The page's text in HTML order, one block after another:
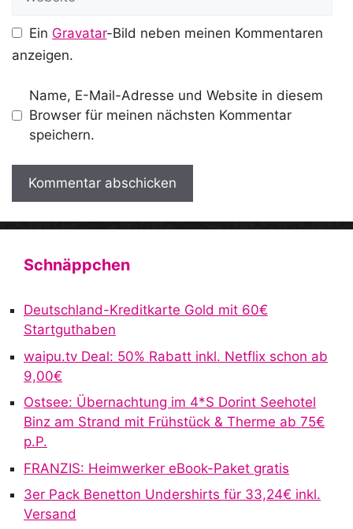
Ein Gravatar-Bild neben meinen Kommentaren
anzeigen.
Name, E-Mail-Adresse und Website in diesem
Browser für meinen nächsten Kommentar
speichern.
A
n
t
Schnäppchen
Deutschland-Kreditkarte Gold mit 60€
Startguthaben
waipu.tv Deal: 50% Rabatt inkl. Netflix schon ab
9,00€
Ostsee: Übernachtung im 4*S Dorint Seehotel
Binz am Strand mit Frühstück & Therme ab 75€
p.P.
FRANZIS: Heimwerker eBook-Paket gratis
3er Pack Benetton Undershirts für 33,24€ inkl.
Versand